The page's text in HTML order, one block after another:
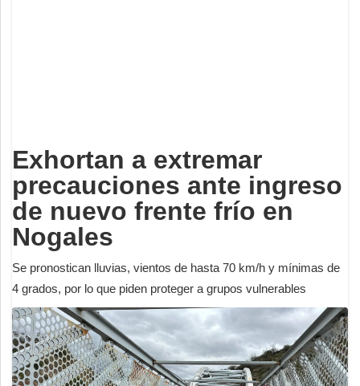
Exhortan a extremar
precauciones ante ingreso
de nuevo frente frío en
Nogales
Se pronostican lluvias, vientos de hasta 70 km/h y mínimas de
4 grados, por lo que piden proteger a grupos vulnerables